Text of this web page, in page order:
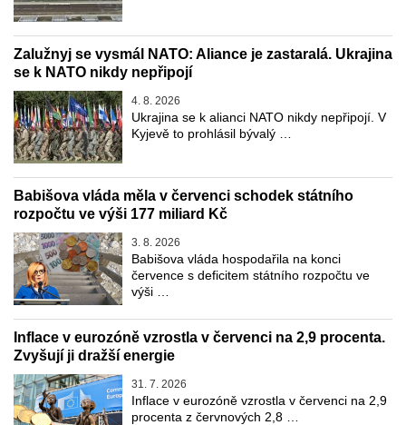
Zalužnyj se vysmál NATO: Aliance je zastaralá. Ukrajina
se k NATO nikdy nepřipojí
4. 8. 2026
Ukrajina se k alianci NATO nikdy nepřipojí. V
Kyjevě to prohlásil bývalý …
Babišova vláda měla v červenci schodek státního
rozpočtu ve výši 177 miliard Kč
3. 8. 2026
Babišova vláda hospodařila na konci
července s deficitem státního rozpočtu ve
výši …
Inflace v eurozóně vzrostla v červenci na 2,9 procenta.
Zvyšují ji dražší energie
31. 7. 2026
Inflace v eurozóně vzrostla v červenci na 2,9
procenta z červnových 2,8 …